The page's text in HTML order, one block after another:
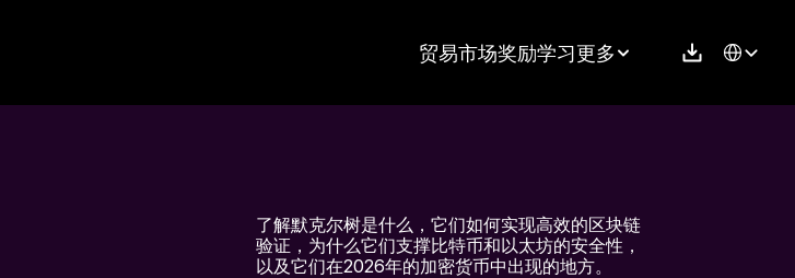
贸易市场奖励学习更多 Select
了解默克尔树是什么，它们如何实现高效的区块链
验证，为什么它们支撑比特币和以太坊的安全性，
以及它们在2026年的加密货币中出现的地方。